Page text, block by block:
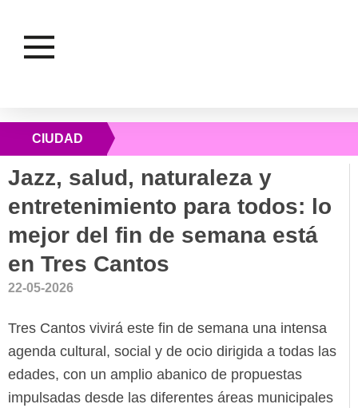
CIUDAD
Jazz, salud, naturaleza y
entretenimiento para todos: lo
mejor del fin de semana está
en Tres Cantos
22-05-2026
Tres Cantos vivirá este fin de semana una intensa
agenda cultural, social y de ocio dirigida a todas las
edades, con un amplio abanico de propuestas
impulsadas desde las diferentes áreas municipales